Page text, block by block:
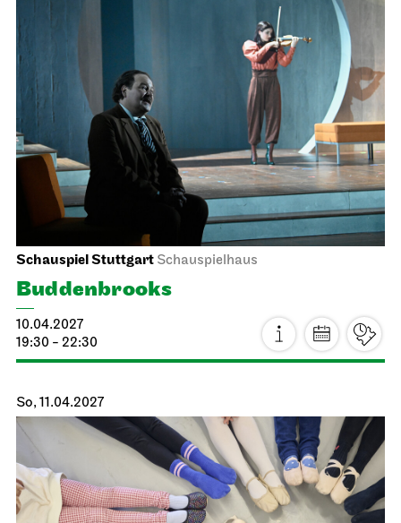
Staatstheater Stuttgart Opernhaus, Foyer I. Rang
Heiraten im Opernhaus
22.03.2027
10:00 - 15:00